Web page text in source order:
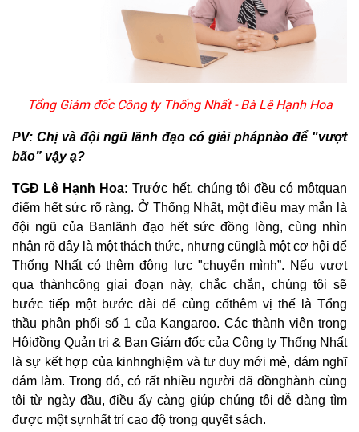
BÌNH
LẠNH
DỤNG
TIN
KHUYẾN
MẠI
TIN
TỨC
SỰ
KIỆN
TƯ
VẤN
HƯỚNG
DẪN
CHƯƠNG
TRÌNH
KANGAROO
Tổng Giám đốc Công ty Thống Nhất - Bà Lê Hạnh Hoa
PV: Chị và đội ngũ lãnh đạo có giải phápnào để "vượt
bão” vậy ạ?
TGĐ Lê Hạnh Hoa:Trước hết, chúng tôi đều có mộtquan
điểm hết sức rõ ràng. Ở Thống Nhất, một điều may mắn là
đội ngũ của Banlãnh đạo hết sức đồng lòng, cùng nhìn
nhận rõ đây là một thách thức, nhưng cũnglà một cơ hội để
Thống Nhất có thêm động lực "chuyển mình”. Nếu vượt
qua thànhcông giai đoạn này, chắc chắn, chúng tôi sẽ
bước tiếp một bước dài để củng cốthêm vị thế là Tổng
thầu phân phối số 1 của Kangaroo. Các thành viên trong
Hộiđồng Quản trị & Ban Giám đốc của Công ty Thống Nhất
là sự kết hợp của kinhnghiệm và tư duy mới mẻ, dám nghĩ
dám làm. Trong đó, có rất nhiều người đã đồnghành cùng
tôi từ ngày đầu, điều ấy càng giúp chúng tôi dễ dàng tìm
được một sựnhất trí cao độ trong quyết sách.